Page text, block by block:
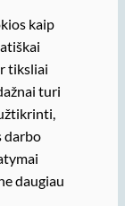
kaip
tiksliai
turi
darbo
daugiau